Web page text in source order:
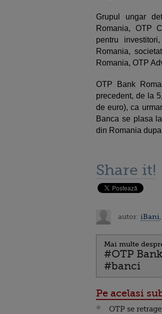
Grupul ungar
Romania, OTP
pentru
Romania,
Romania, OTP
OTP Bank
precedent, de la
de euro), ca
Banca se plasa
din Romania
Share it!
autor: iBani
Mai multe
#OTP Bank
#banci
Pe acelasi
OTP se